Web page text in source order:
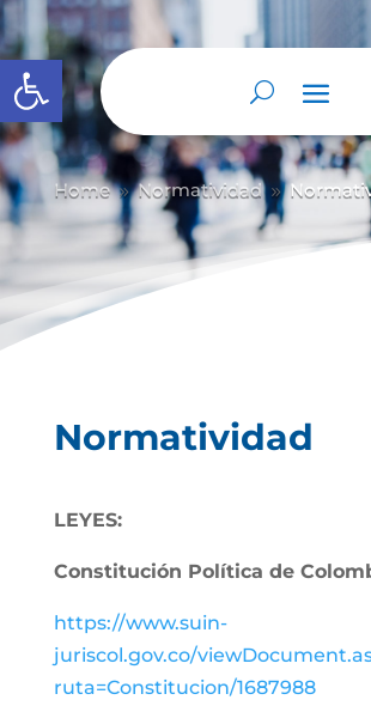
Abrir barra de herramientas
Home 9 Normatividad 9
Normatividad
LEYES:
Constitución Política de
https://www.suin-
juriscol.gov.co/
ruta=Constitucion/1687988